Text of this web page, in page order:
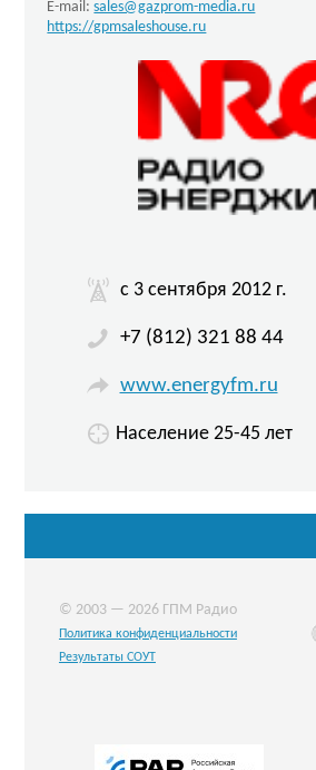
E-mail:sales@gazprom-media.ru
https://gpmsaleshouse.ru
c 3 сентября 2012 г.
+7 (812) 321 88 44
www.energyfm.ru
Население 25-45 лет
© 2003 — 2026 ГПМ Радио
Политика конфиденциальности
Результаты СОУТ